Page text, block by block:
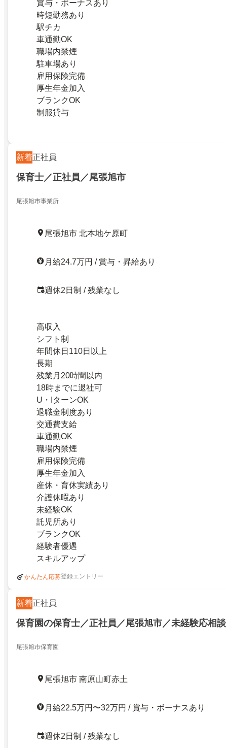
賞与・ボーナスあり
時短勤務あり
駅チカ
車通勤OK
職場内禁煙
駐車場あり
雇用保険完備
厚生年金加入
ブランクOK
制服貸与
新着正社員
保育士／正社員／尾張旭市
尾張旭市事業所
尾張旭市 北本地ケ原町
月給24.7万円 / 賞与・昇給あり
週休2日制 / 残業なし
高収入
シフト制
年間休日110日以上
長期
残業月20時間以内
18時までに退社可
U・IターンOK
退職金制度あり
交通費支給
車通勤OK
職場内禁煙
雇用保険完備
厚生年金加入
産休・育休実績あり
介護休暇あり
未経験OK
託児所あり
ブランクOK
経験者優遇
スキルアップ
かんたん応募登録エントリー
新着正社員
保育園の保育士／正社員／尾張旭市／未経験応相談
尾張旭市保育園
尾張旭市 南原山町赤土
月給22.5万円〜32万円 / 賞与・ボーナスあり
週休2日制 / 残業なし